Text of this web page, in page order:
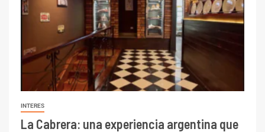
INTERES
La Cabrera: una experiencia argentina que